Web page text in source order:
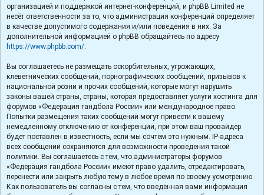
организацией и поддержкой интернет-конференций, и phpBB Limited не
несёт ответственности за то, что администрация конференций определяет
в качестве допустимого содержания и/или поведения в них. За
дополнительной информацией о phpBB обращайтесь по адресу
https://www.phpbb.com/.
Вы соглашаетесь не размещать оскорбительных, угрожающих,
клеветнических сообщений, порнографических сообщений, призывов к
национальной розни и прочих сообщений, которые могут нарушить
законы вашей страны, страны, которая предоставляет услуги хостинга для
форумов «Федерация гандбола России» или международное право.
Попытки размещения таких сообщений могут привести к вашему
немедленному отключению от конференции, при этом ваш провайдер
будет поставлен в известность, если мы сочтём это нужным. IP-адреса
всех сообщений сохраняются для возможности проведения такой
политики. Вы соглашаетесь с тем, что администраторы форумов
«Федерация гандбола России» имеют право удалить, отредактировать,
перенести или закрыть любую тему в любое время по своему усмотрению.
Как пользователь вы согласны с тем, что введённая вами информация